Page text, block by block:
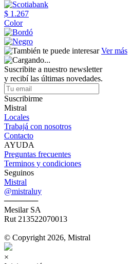
$ 1.267
Color
Ver más
Suscribite a nuestro newsletter
y recibí las últimas novedades.
Suscribirme
Mistral
Locales
Trabajá con nosotros
Contacto
AYUDA
Preguntas frecuentes
Terminos y condiciones
Seguinos
Mistral
@mistraluy
──────
Mesilar SA
Rut 213522070013
© Copyright 2026, Mistral
×